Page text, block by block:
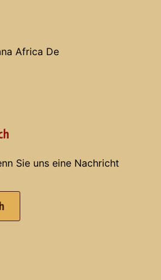
Sie uns eine Nachricht